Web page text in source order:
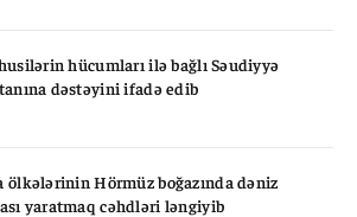
hücumları ilə bağlı Səudiyyə
dəstəyini ifadə edib
ölkələrinin Hörmüz boğazında dəniz
yaratmaq cəhdləri ləngiyib